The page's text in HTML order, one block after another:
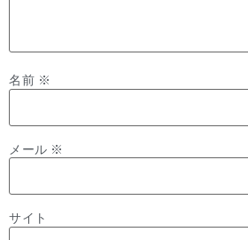
名前 ※
メール ※
サイト